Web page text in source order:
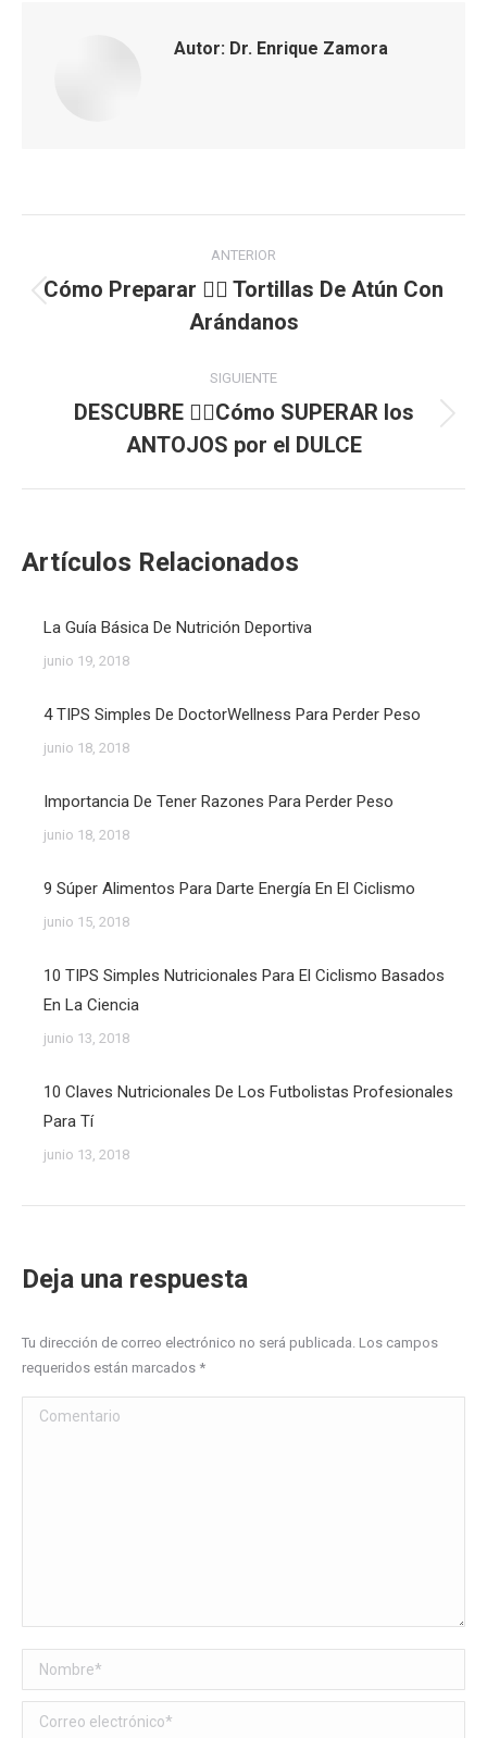
Autor: Dr. Enrique Zamora
entre
publicaciones
ANTERIOR
Publicación
anterior:
Cómo Preparar 👉🏻 Tortillas De Atún Con
Arándanos
SIGUIENTE
Publicación
siguiente:
DESCUBRE 👉🏻Cómo SUPERAR los
ANTOJOS por el DULCE
Artículos Relacionados
La Guía Básica De Nutrición Deportiva
junio 19, 2018
4 TIPS Simples De DoctorWellness Para Perder Peso
junio 18, 2018
Importancia De Tener Razones Para Perder Peso
junio 18, 2018
9 Súper Alimentos Para Darte Energía En El Ciclismo
junio 15, 2018
10 TIPS Simples Nutricionales Para El Ciclismo Basados
En La Ciencia
junio 13, 2018
10 Claves Nutricionales De Los Futbolistas Profesionales
Para Tí
junio 13, 2018
Deja una respuesta
Tu dirección de correo electrónico no será publicada. Los campos
requeridos están marcados *
Comentario
Nombre *
Correo electrónico *